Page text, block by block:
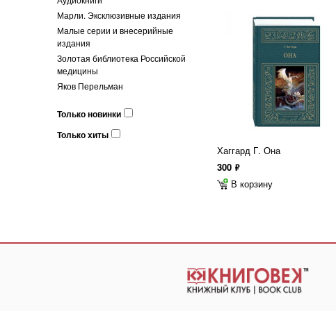
Марли. Эксклюзивные издания
Малые серии и внесерийные
издания
Золотая библиотека Российской
медицины
Яков Перельман
Только новинки
Только хиты
Хаггард Г. Она
300 ф
В корзину